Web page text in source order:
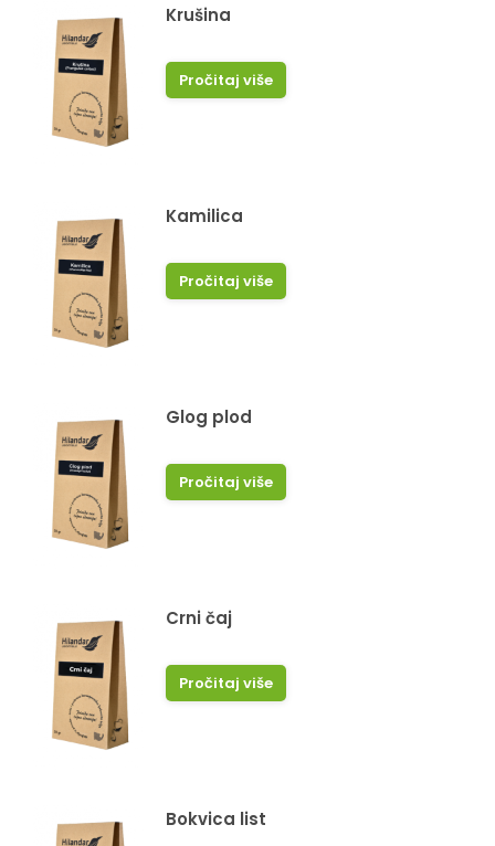
Krušina
Pročitaj više
Kamilica
Pročitaj više
Glog plod
Pročitaj više
Crni čaj
Pročitaj više
Bokvica list